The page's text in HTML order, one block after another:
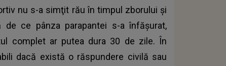
nu s-a simţit rău în timpul zborului şi
ce pânza parapantei s-a înfăşurat,
complet ar putea dura 30 de zile. În
dacă există o răspundere civilă sau